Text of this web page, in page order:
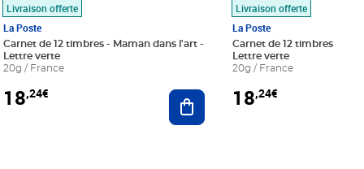
au panier
Livraison offerte
La Poste
Carnet de 12 timbres - Maman dans l'art -
Lettre verte
20g / France
18,24€ Ajouter au panier
Livraison offerte
La Poste
Carnet de 12 timbres - Le
Lettre verte
20g / France
18,24€